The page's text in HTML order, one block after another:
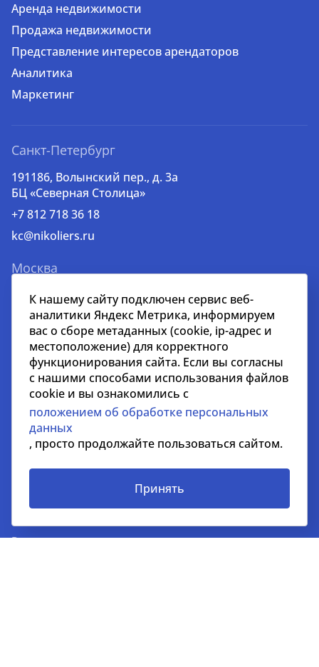
Аренда недвижимости
Продажа недвижимости
Представление интересов арендаторов
Аналитика
Маркетинг
Санкт-Петербург
191186, Волынский пер., д. 3a
БЦ «Северная Столица»
+7 812 718 36 18
kc@nikoliers.ru
Москва
123112, Пресненская наб., 10.
БЦ «Башня на Набережной», блок С, 52 этаж
+7 495 258 51 51
kc@nikoliers.ru
Дубай
EMAAR Square, Building 6, One Business Centre, Unit
702 Burj Khalifa Community, Downtown, Dubai, UAE
+971 52 356 99 60
lead@nikoliers-global.com
© nikoliers.ru 1994 - 2026
Все права защищены
К нашему сайту подключен сервис веб-
аналитики Яндекс Метрика, информируем
вас о сборе метаданных (cookie, ip-адрес и
местоположение) для корректного
функционирования сайта. Если вы согласны
с нашими способами использования файлов
cookie и вы ознакомились с
положением об обработке персональных
данных
, просто продолжайте пользоваться сайтом.
Принять